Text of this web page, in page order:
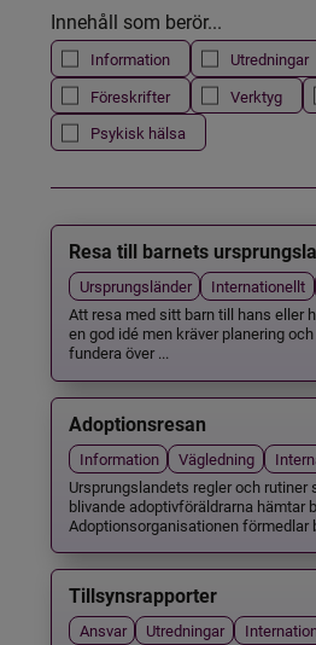
Innehåll som berör...
Information Utredningar
Föreskrifter
Verktyg
Psykisk hälsa
Resa till barnets
Ursprungsländer Internationellt
Att resa med sitt barn till hans eller
en god idé men kräver planering
fundera över ...
Adoptionsresan
Information Vägledning
Ursprungslandets regler och rutiner
blivande adoptivföräldrarna hämtar
Adoptionsorganisationen förmedlar
Tillsynsrapporter
Ansvar Utredningar